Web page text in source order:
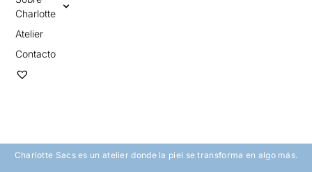
Charlotte
Atelier
Contacto
Charlotte Sacs es un atelier donde la piel se transforma en algo más.